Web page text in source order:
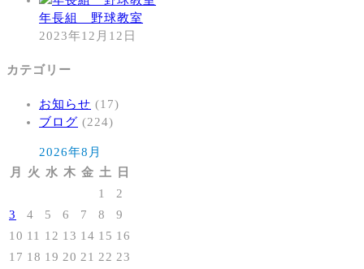
年長組 野球教室
2023年12月12日
カテゴリー
お知らせ (17)
ブログ (224)
2026年8月
月
火 水 木 金 土
日
1
2
3
4 5 6 7 8
9
10 11 12 13 14 15 16
17 18 19 20 21 22 23